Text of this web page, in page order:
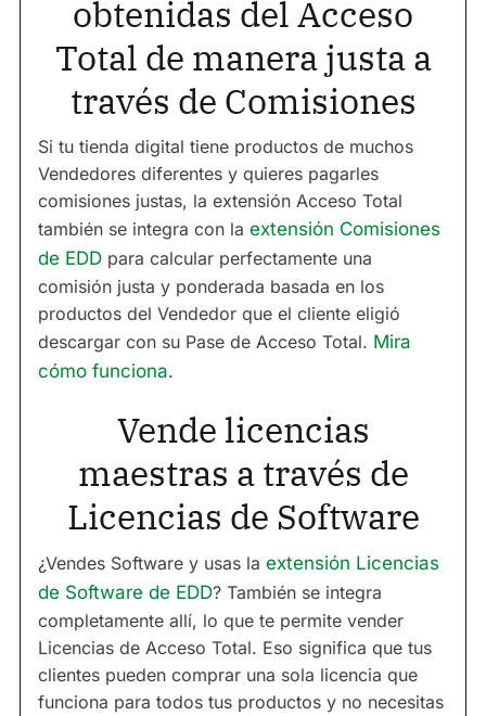
obtenidas del Acceso
Total de manera justa a
través de Comisiones
Si tu tienda digital tiene productos de muchos
Vendedores diferentes y quieres pagarles
comisiones justas, la extensión Acceso Total
también se integra con la extensión Comisiones
de EDD para calcular perfectamente una
comisión justa y ponderada basada en los
productos del Vendedor que el cliente eligió
descargar con su Pase de Acceso Total. Mira
cómo funciona.
Vende licencias
maestras a través de
Licencias de Software
¿Vendes Software y usas la extensión Licencias
de Software de EDD? También se integra
completamente allí, lo que te permite vender
Licencias de Acceso Total. Eso significa que tus
clientes pueden comprar una sola licencia que
funciona para todos tus productos y no necesitas